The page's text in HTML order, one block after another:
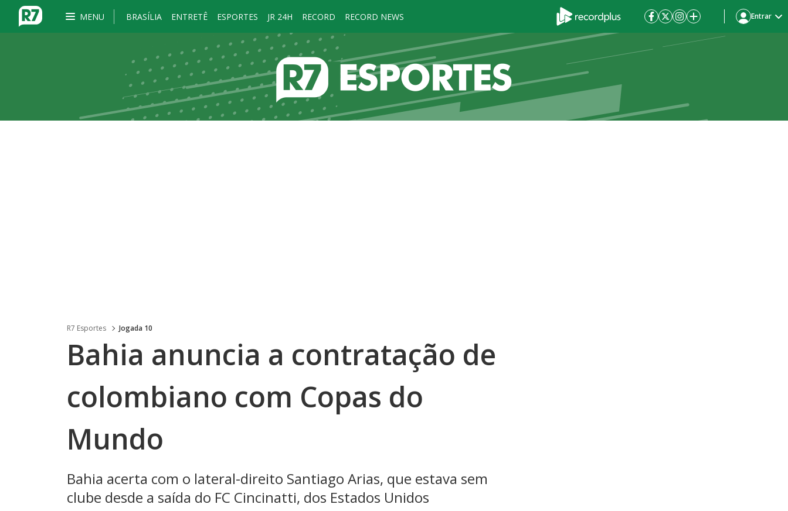
MENU BRASÍLIA ENTRETÊ ESPORTES JR 24H RECORD RECORD NEWS Entrar
R7 Esportes Jogada 10
Bahia anuncia a contratação de
colombiano com Copas do
Mundo
Bahia acerta com o lateral-direito Santiago Arias, que estava sem
clube desde a saída do FC Cincinatti, dos Estados Unidos